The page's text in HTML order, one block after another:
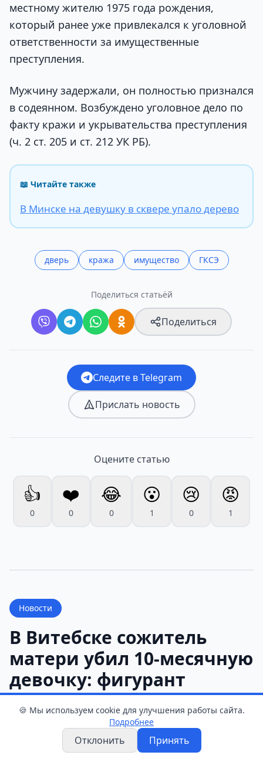
местному жителю 1975 года рождения,
который ранее уже привлекался к уголовной
ответственности за имущественные
преступления.
Мужчину задержали, он полностью признался
в содеянном. Возбуждено уголовное дело по
факту кражи и укрывательства преступления
(ч. 2 ст. 205 и ст. 212 УК РБ).
📖 Читайте также
В Минске на девушку в сквере упало дерево
дверь кража имущество ГКСЭ
Поделиться статьёй
Поделиться
Следите в Telegram
Прислать новость
Оцените статью
👍
0
❤️
0
😂
0
😮
1
😢
0
😡
1
Новости
В Витебске сожитель
матери убил 10-месячную
девочку: фигурант
заключен под стражу
7 августа 2026 г. 11:08
🍪 Мы используем cookie для улучшения работы сайта.
Подробнее
Отклонить Принять